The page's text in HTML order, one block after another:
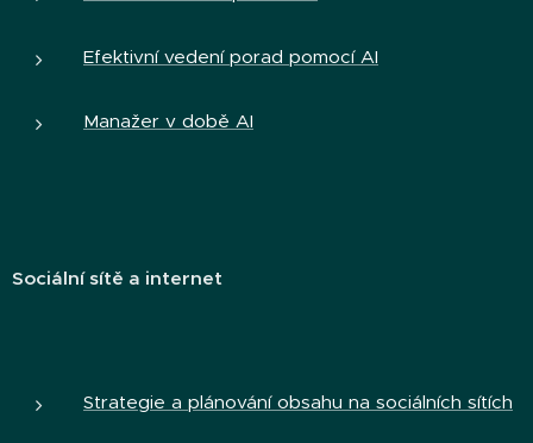
Efektivní vedení porad pomocí AI
Manažer v době AI
Sociální sítě a internet
Strategie a plánování obsahu na sociálních sítích